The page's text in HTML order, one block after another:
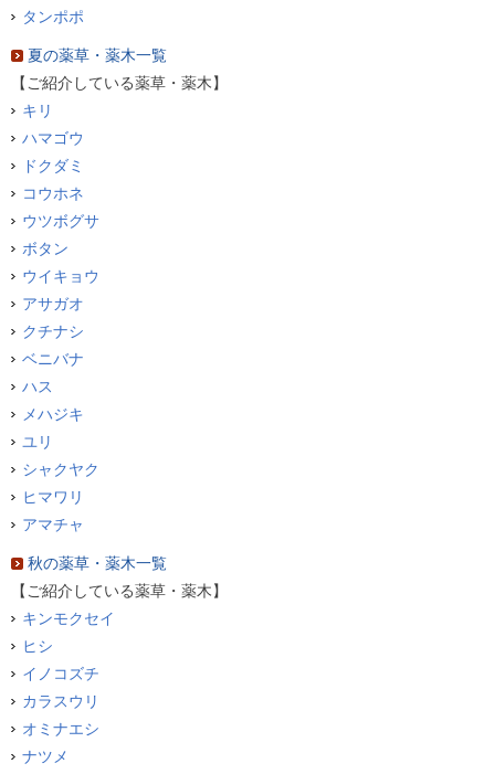
タンポポ
夏の薬草・薬木一覧
【ご紹介している薬草・薬木】
キリ
ハマゴウ
ドクダミ
コウホネ
ウツボグサ
ボタン
ウイキョウ
アサガオ
クチナシ
ベニバナ
ハス
メハジキ
ユリ
シャクヤク
ヒマワリ
アマチャ
秋の薬草・薬木一覧
【ご紹介している薬草・薬木】
キンモクセイ
ヒシ
イノコズチ
カラスウリ
オミナエシ
ナツメ